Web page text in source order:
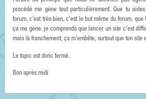
procédé me gène tout particulièrement. Que tu
forum, c'est très bien, c'est le but même du forum, que
ça me gène. je comprends que lancer un site c'est
mais là franchement, ça m'embête, surtout que ton site
Le topic est donc fermé.
Bon après midi